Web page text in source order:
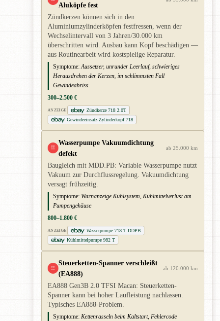
Aluköpfe fest
Zündkerzen können sich in den
Aluminiumzylinderköpfen festfressen, wenn der
Wechselintervall von 3 Jahren/30.000 km
überschritten wird. Ausbau kann Kopf beschädigen —
aus Routinearbeit wird kostspielige Reparatur.
Symptome: Aussetzer, unrunder Leerlauf, schwieriges
Herausdrehen der Kerzen, im schlimmsten Fall
Gewindeabriss.
300–2.500 €
ANZEIGE
Zündkerze 718 2.0T
Gewindeeinsatz Zylinderkopf 718
!!
Wasserpumpe Vakuumdichtung
defekt
ab 25.000 km
Baugleich mit MDD.PB: Variable Wasserpumpe nutzt
Vakuum zur Durchflussregelung. Vakuumdichtung
versagt frühzeitig.
Symptome: Warnanzeige Kühlsystem, Kühlmittelverlust am
Pumpengehäuse
800–1.800 €
ANZEIGE
Wasserpumpe 718 T DDPB
Kühlmittelpumpe 982 T
!!
Steuerketten-Spanner verschleißt
(EA888)
ab 120.000 km
EA888 Gen3B 2.0 TFSI Macan: Steuerketten-
Spanner kann bei hoher Laufleistung nachlassen.
Typisches EA888-Problem.
Symptome: Kettenrasseln beim Kaltstart, Fehlercode